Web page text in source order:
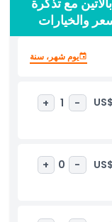
كانت هذه المنطقة
هذا الموقع الرائع.
الروماني وما
ماضي روما
جولة حافلة بانورامية
أبرز معالم
مثل الفاتيكان، ساحة
الاستمتاع بجمال
والخيارات
يوم شهر، سنة
-
1
+
-
0
+